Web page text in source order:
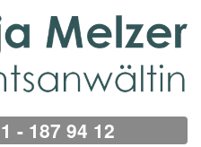
- 187 94 12